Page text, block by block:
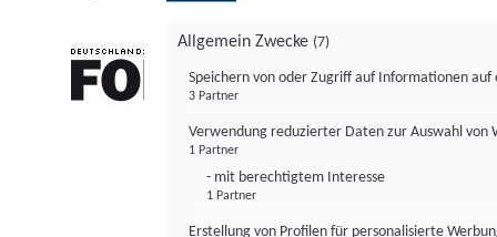
Allgemein Zwecke (7)
Speichern von oder Zugriff auf Informationen auf
3 Partner
Verwendung reduzierter Daten zur Auswahl von
1 Partner
- mit berechtigtem Interesse
1 Partner
Erstellung von Profilen für personalisierte
FONDS professionell